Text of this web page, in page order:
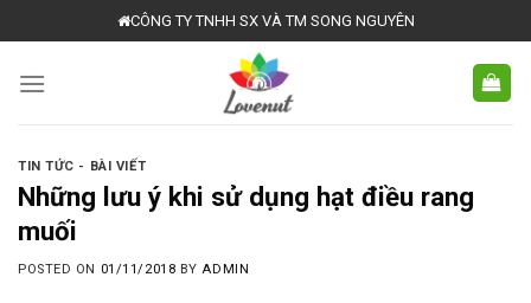
to
content
CÔNG TY TNHH SX VÀ TM SONG NGUYÊN
TIN TỨC - BÀI VIẾT
Những lưu ý khi sử dụng hạt điều rang
muối
POSTED ON 01/11/2018 BYADMIN